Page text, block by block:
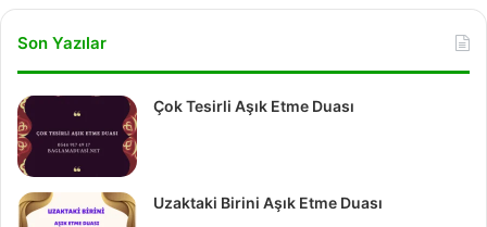
Son Yazılar
Çok Tesirli Aşık Etme Duası
Uzaktaki Birini Aşık Etme Duası